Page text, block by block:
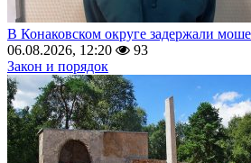
В Конаковском округе задержали
06.08.2026, 12:20
93
Закон и порядок